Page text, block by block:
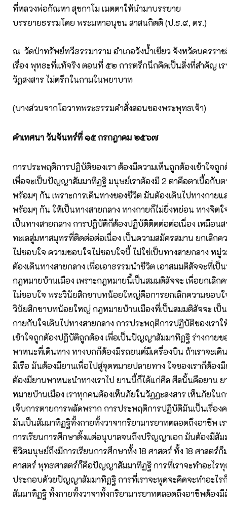
ที่หลวงพ่อกัณหา สุขกาโม เมตตาให้นำมาบรรยาย
บรรยายธรรมโดย พระมหาอนุชน สาสนกิตติ (ป.ธ.๙, ดร.)
ณ วัดป่าทรัพย์ทวีธรรมาราม อำเภอวังน้ำเขียว จังหวัดนครรา
เรื่อง พุทธะที่แท้จริง ตอนที่ ๕๒ การตรึกนึกคิดเป็นสิ่งที่สำคัญ เ
วัฏสงสาร ไม่ตรึกในกามในพยาบาท
(บางส่วนจากโอวาทพระธรรมคำสั่งสอนของพระพุทธเจ้า)
คำเทศนา วันจันทร์ที่ ๑๕ กรกฎาคม ๒๕๖๗
การประพฤติการปฏิบัติของเรา ต้องมีความเห็นถูกต้องเข้าใจถู
เพื่อจะเป็นปัญญาสัมมาทิฏฐิ มนุษย์เราต้องมี 2 ตาคือตาเนื้อกั
พร้อมๆ กัน เพราะการเดินทางของชีวิต มันต้องเดินไปทางกายแ
พร้อมๆ กัน ให้เป็นทางสายกลาง ทางกายก็ไม่ยิ่งหย่อน ทางจิต
เป็นทางสายกลาง การปฏิบัติก็ต้องปฏิบัติติดต่อต่อเนื่อง เหมือน
ทะเลสู่มหาสมุทรที่ติดต่อต่อเนื่อง เป็นความสมัครสมาน ยกเลิกค
ไม่ชอบใจ ความชอบใจไม่ชอบใจนี้ ไม่ใช่เป็นทางสายกลาง ห
ต้องเดินทางสายกลาง เพื่อเอาธรรมนำชีวิต เอาสมมติสัจจะที่เป็
กฎหมายบ้านเมือง เพราะกฎหมายนี้เป็นสมมติสัจจะ เพื่อยกเลิก
ไม่ชอบใจ พระวินัยสิกขาบทน้อยใหญ่คือการยกเลิกความชอบใ
วินัยสิกขาบทน้อยใหญ่ กฎหมายบ้านเมืองที่เป็นสมมติสัจจะ เป็
กายกับใจเดินไปทางสายกลาง การประพฤติการปฏิบัติของเรา
เข้าใจถูกต้องปฏิบัติถูกต้อง เพื่อเป็นปัญญาสัมมาทิฏฐิ ร่างกายข
พาหนะที่เดินทาง ทางบกก็ต้องมีรถยนต์มีเครื่องบิน ถ้าเราจะเดิ
มีเรือ มันต้องมียานเพื่อไปสู่จุดหมายปลายทาง ใจของเราก็ต้องมี
ต้องมียานพาหนะนำทางเราไป ยานนี้ก็ได้แก่ศีล ศีลนั้นคือยาน
หมายบ้านเมือง เราทุกคนต้องเห็นภัยในวัฏฏะสงสาร เห็นภัยใน
เจ็บการตายการพลัดพราก การประพฤติการปฏิบัติมันเป็นเรื่อง
มันเป็นสัมมาทิฏฐิทั้งกายทั้งวาจากริยามารยาทตลอดถึงอาชีพ เ
การเรียนการศึกษาตั้งแต่อนุบาลจนถึงปริญญาเอก มันต้องมีสัม
ชีวิตมนุษย์ถึงมีการเรียนการศึกษาทั้ง 18 ศาสตร์ ทั้ง 18 ศาสตร์
ศาสตร์ พุทธศาสตร์ก็คือปัญญาสัมมาทิฏฐิ การที่เราจะทำอะไรทุ
ประกอบด้วยปัญญาสัมมาทิฏฐิ การที่เราจะพูดจะคิดจะทำอะไ
สัมมาทิฏฐิ ทั้งกายทั้งวาจาทั้งกริยามารยาทตลอดถึงอาชีพต้อง